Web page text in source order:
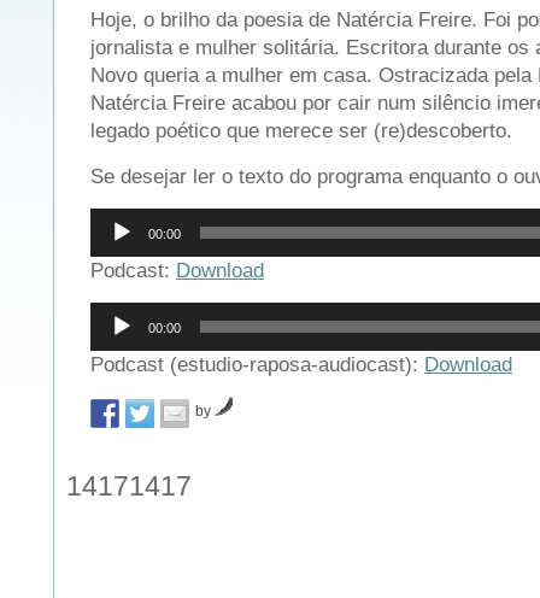
Hoje, o brilho da poesia de Natércia Freire. Foi
jornalista e mulher solitária. Escritora durante os
Novo queria a mulher em casa. Ostracizada pela
Natércia Freire acabou por cair num silêncio
legado poético que merece ser (re)descoberto.
Se desejar ler o texto do programa enquanto o
Reprodutor
áudio
00:00
Podcast: Download
Reprodutor
áudio
00:00
Podcast (estudio-raposa-audiocast): Download
by
14171417